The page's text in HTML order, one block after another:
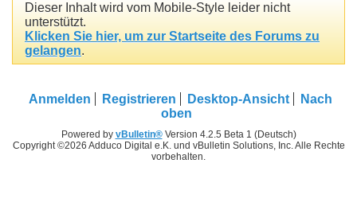
Dieser Inhalt wird vom Mobile-Style leider nicht
unterstützt.
Klicken Sie hier, um zur Startseite des Forums zu
gelangen.
Anmelden Registrieren Desktop-Ansicht
Nach
oben
Powered by vBulletin®Version 4.2.5 Beta 1 (Deutsch)
Copyright ©2026 Adduco Digital e.K. und vBulletin Solutions, Inc. Alle Rechte
vorbehalten.